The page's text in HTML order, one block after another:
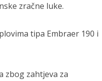
zračne luke.
tipa Embraer 190 i
zbog zahtjeva za